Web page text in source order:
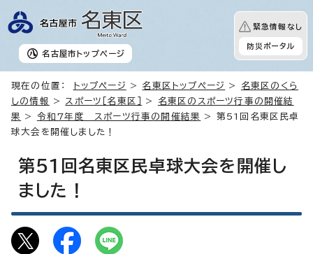
名古屋市 トップページ
緊急情報なし
防災ポータル
現在の位置： トップページ > 名東区トップページ > 名東区のくら
しの情報
> スポーツ［名東区］ > 名東区のスポーツ行事の開催結
果
> 令和7年度 スポーツ行事の開催結果
> 第51回名東区民卓
球大会を開催しました！
第51回名東区民卓球大会を開催し
ました！